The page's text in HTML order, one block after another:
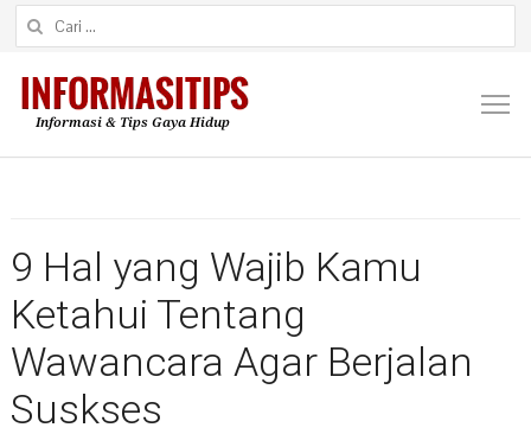
Cari untuk:
9 Hal yang Wajib Kamu
Ketahui Tentang
Wawancara Agar Berjalan
Suskses